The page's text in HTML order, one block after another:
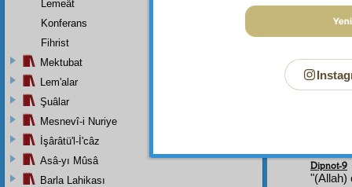
Dipnot-6
Dipnot-7
Yunus
15:1.
Dipnot-9
"(Allah)
Lemeât
Konferans
Fihrist
Mektubat
Lem'alar
Şuâlar
Mesnevî-i Nuriye
İşârâtü'l-İ'câz
Asâ-yı Mûsâ
Barla Lahikası